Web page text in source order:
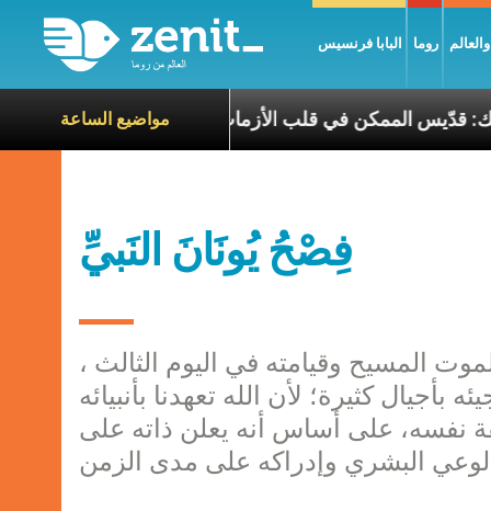
البابا فرنسيس روما
مواضيع الساعةالحويك: قدّيس الممكن في قلب الأزمات
فِصْحُ يُونَانَ النَبيِّ
المسيح وقيامته في اليوم الثالث ،
كثيرة؛ لأن الله تعهدنا بأنبيائه
نفسه، على أساس أنه يعلن ذاته على